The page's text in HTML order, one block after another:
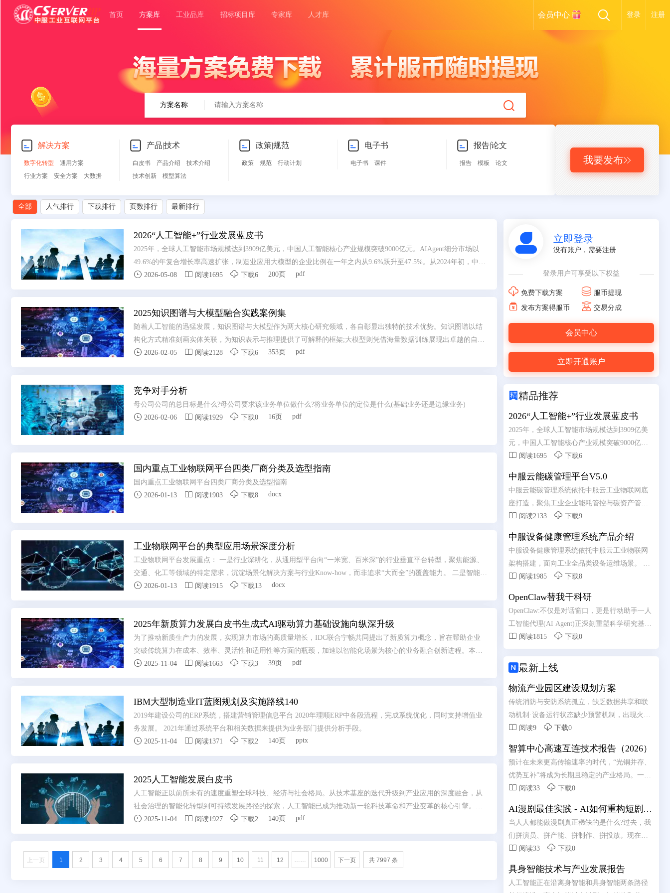
首页 方案库 工业品库 招标项目库 专家库 人才库 会员中心 登录 注册
方案名称
解决方案
数字化转型
通用方案
行业方案
安全方案
大数据
自动控制
其他
产品|技术
白皮书 产品介绍
技术介绍
技术创新
模型算法
政策|规范
政策 规范 行动计划
电子书
电子书 课件
报告|论文
报告 模板 论文 我要发布
全部 人气排行 下载排行 页数排行 最新排行
2026“人工智能+”行业发展蓝皮书
2025年，全球人工智能市场规模达到3909亿美元，中国人工智能核心产业规模突破9000亿元。AIAgent细分市场以
49.6%的年复合增长率高速扩张，制造业应用大模型的企业比例在一年之内从9.6%跃升至47.5%。从2024年初，中国
日均词元(Token)调用量为1000亿;至2025年底，跃升至100万亿;2026年3月，已突破140万亿，两年增长超千倍。这些
 2026-05-08  阅读1695  下载6 200页 pdf
2025知识图谱与大模型融合实践案例集
随着人工智能的迅猛发展，知识图谱与大模型作为两大核心研究领域，各自彰显出独特的技术优势。知识图谱以结
构化方式精准刻画实体关联，为知识表示与推理提供了可解释的框架;大模型则凭借海量数据训练展现出卓越的自然
语言理解与生成能力，具备强大的泛化学习性能。
 2026-02-05  阅读2128  下载6 353页 pdf
竞争对手分析
母公司公司的总目标是什么?母公司要求该业务单位做什么?将业务单位的定位是什么(基础业务还是边缘业务)
 2026-02-06  阅读1929  下载0 16页 pdf
国内重点工业物联网平台四类厂商分类及选型指南
国内重点工业物联网平台四类厂商分类及选型指南
 2026-01-13  阅读1903  下载8 docx
工业物联网平台的典型应用场景深度分析
工业物联网平台发展重点： 一是行业深耕化，从通用型平台向“一米宽、百米深”的行业垂直平台转型，聚焦能源、
交通、化工等领域的特定需求，沉淀场景化解决方案与行业Know-how，而非追求“大而全”的覆盖能力。 二是智能融
合化，工业大模型与平台深度结合，实现工业知识的智能化重构、应用开发的低代码化升级，以及生产运营的自感
供应链协同与产业集群升级。 四是部署灵活化，采用“平台化产品+私有化部署”结合的模式，兼顾中小企业轻量化
需求与大型集团定制化诉求，支持公有云、私有云、边缘端的混合部署，平衡成本与安全性。
 2026-01-13  阅读1915  下载13 docx
2025年新质算力发展白皮书生成式AI驱动算力基础设施向纵深升级
为了推动新质生产力的发展，实现算力市场的高质量增长，IDC联合宁畅共同提出了新质算力概念，旨在帮助企业
突破传统算力在成本、效率、灵活性和适用性等方面的瓶颈，加速以智能化场景为核心的业务融合创新进程。本白
皮书在解读新质算力的基础上，为企业用户制定出算力效率雷达、算力建设路径图和算力产品选型标准，指引企业
 2025-11-04  阅读1663  下载3 39页 pdf
IBM大型制造业IT蓝图规划及实施路线140
2019年建设公司的ERP系统，搭建营销管理信息平台 2020年理顺ERP中各段流程，完成系统优化，同时支持增值业
务发展。 2021年通过系统平台和相关数据来提供为业务部门提供分析手段。
 2025-11-04  阅读1371  下载2 140页 pptx
2025人工智能发展白皮书
人工智能正以前所未有的速度重塑全球科技、经济与社会格局。从技术基座的迭代升级到产业应用的深度融合，从
社会治理的智能化转型到可持续发展路径的探索，人工智能已成为推动新一轮科技革命和产业变革的核心引擎。本
白皮书立足全球视野，通过八大篇章系统性深入研究，全面呈现人工智能领域技术演进、产业变革与社会影响，为
 2025-11-04  阅读1927  下载2 140页 pdf
上一页 1 2 3 4 5 6 7 8 9 10 11 12 …… 1000 下一页 共 7997 条
 立即登录
没有账户，需要注册
登录用户可享受以下权益
 免费下载方案  服币提现
 发布方案得服币  交易分成
会员中心
立即开通账户
精品推荐
2026“人工智能+”行业发展蓝皮书
2025年，全球人工智能市场规模达到3909亿美
元，中国人工智能核心产业规模突破9000亿
元。AIAgent细分市场以49.6%的年复合增长率
年之内从9.6%跃升至47.5%。从2024年初，中国
日均词元(Token)调用量为1000亿;至2025年底，
跃升至100万亿;2026年3月，已突破140万亿，两
年增长超千倍。这些数字背后，是一场深刻变
革的加速到来-人工智能正在从"能力突破"走
向“系统重构”。
 阅读1695  下载6
中服云能碳管理平台V5.0
中服云能碳管理系统依托中服云工业物联网底
座打造，聚焦工业企业能耗管控与碳资产管理
需求。 系统整合水、电、气、热等多类能源数
析。 依托数字化手段精准核算碳排放总量，助
力企业摸清碳排底数、合规完成台账管理。 通
过节能诊断、能耗优化策略推送，有效降低生
产能耗与运营成本。 全方位赋能企业绿色低碳
转型，筑牢安全生产与节能减排双重发展防
线。
 阅读2133  下载9
中服设备健康管理系统产品介绍
中服设备健康管理系统依托中服云工业物联网
架构搭建，面向工业全品类设备运维场景。 融
合实时数据采集、状态监测、故障诊断核心能
与 AI 算法分析设备隐患，实现从被动维修向预
测性维护升级。 有效降低设备故障率、减少停
机损失，简化线下运维管理流程。 助力工厂实
现设备数字化管控，保障产线高效、稳定、安
 阅读1985  下载8
OpenClaw替我干科研
OpenClaw:不仅是对话窗口，更是行动助手一人
工智能代理(AI Agent)正深刻重塑科学研究基本
范式，OpenClaw成为2026年开源AI代理平台代
 阅读1815  下载0
 最新上线
物流产业园区建设规划方案
传统消防与安防系统孤立，缺乏数据共享和联
动机制·设备运行状态缺少预警机制，出现火
警，才发现设备故障无法使用，错过最佳处理
场数据回传·设备巡检手工纸字抄录，维护记录
无法有效追溯
 阅读9  下载0
智算中心高速互连技术报告（2026）
预计在未来更高传输速率的时代，“光铜并存、
优势互补”将成为长期且稳定的产业格局。一个
务实且高效的智算中心互连架构，应该是铜负
在成本、功耗及散热上的综合优势，承接机柜
内及柜间近端的短距互连;光互连则依托其高带
宽与低损耗传输特性，承担起跨机柜及远距离
通信的重任。二者并非简单的替代关系，而是
基于应用场景的深度协 同与互补。
 阅读33  下载0
AI漫剧最佳实践 - AI如何重构短剧内
容生产链路
当人人都能做漫剧真正稀缺的是什么?过去，我
们拼演员、拼产能、拼制作、拼投放。现在，
当产能不在稀缺，真正的痛点是什么?
 阅读33  下载0
具身智能技术与产业发展报告
人工智能正在沿离身智能和具身智能两条路径